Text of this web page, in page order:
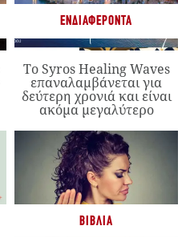
ΕΝΔΙΑΦΈΡΟΝΤΑ
Το Syros Healing Waves
επαναλαμβάνεται για
δεύτερη χρονιά και είναι
ακόμα μεγαλύτερο
ΒΙΒΛΊΑ